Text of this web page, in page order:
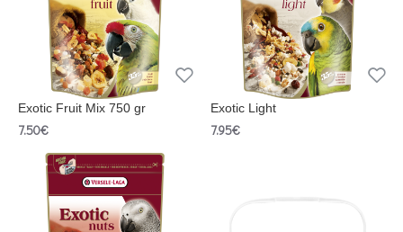
Exotic Fruit Mix 750 gr
7.50€
Exotic Light
7.95€